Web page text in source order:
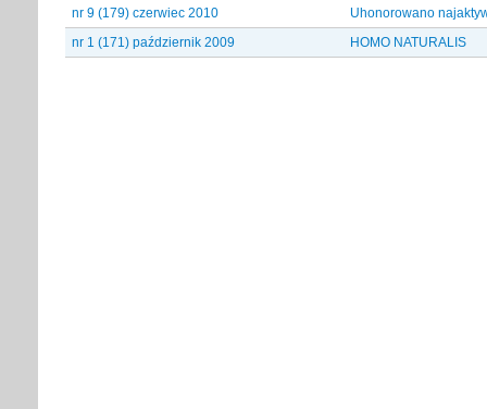
nr 9 (179) czerwiec 2010
Uhonorowano
nr 1 (171) październik 2009
HOMO NATURALIS